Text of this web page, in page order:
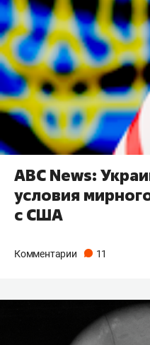
ABC News:
условия
с США
Комментарии 11